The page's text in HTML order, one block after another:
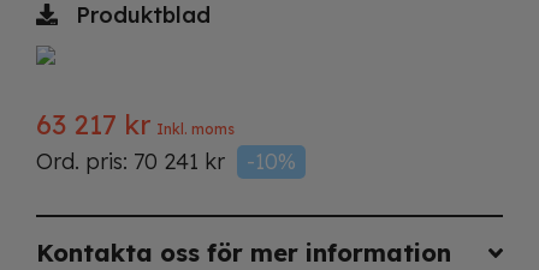
Produktblad
63 217 kr Inkl. moms
Ord. pris: 70 241 kr -10%
Kontakta oss för mer information